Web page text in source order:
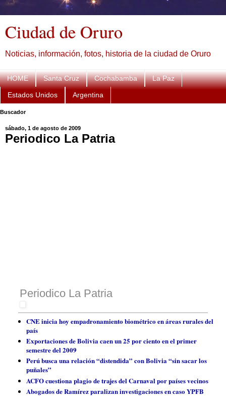
Ciudad de Oruro
Noticias, información, fotos, historia de la ciudad de Oruro
HOME Santa Cruz Cochabamba La Paz
Estados Unidos Argentina
Buscador
sábado, 1 de agosto de 2009
Periodico La Patria
Periodico La Patria
CNE inicia hoy empadronamiento biométrico en áreas rurales del
país
Exportaciones de Bolivia caen un 25 por ciento en el primer
semestre del 2009
Perú busca una relación “distendida” con Bolivia “sin sacar los
puñales”
ACFO cuestiona plagio de trajes del Carnaval por países vecinos
Abogados de Ramírez paralizan investigaciones en caso YPFB